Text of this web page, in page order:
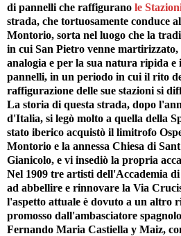
di pannelli che raffigurano le
strada, che tortuosamente conduce
Montorio, sorta nel luogo che la
in cui San Pietro venne martirizzato,
analogia e per la sua natura ripida
pannelli, in un periodo in cui il rito
raffigurazione delle sue stazioni si
La storia di questa strada, dopo
d'Italia, si legò molto a quella della
stato iberico acquistò il limitrofo
Montorio e la annessa Chiesa di
Gianicolo, e vi insediò la propria
Nel 1909 tre artisti dell'Accademia
ad abbellire e rinnovare la Via
l'aspetto attuale è dovuto a un altro
promosso dall'ambasciatore
Fernando Maria Castiella y Maiz,